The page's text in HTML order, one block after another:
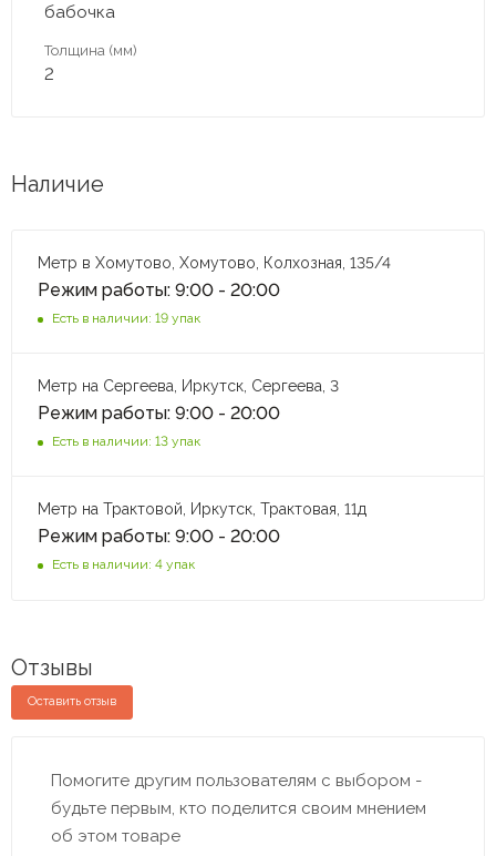
бабочка
Толщина (мм)
2
Наличие
Метр в Хомутово, Хомутово, Колхозная, 135/4
Режим работы: 9:00 - 20:00
Есть в наличии: 19 упак
Метр на Сергеева, Иркутск, Сергеева, 3
Режим работы: 9:00 - 20:00
Есть в наличии: 13 упак
Метр на Трактовой, Иркутск, Трактовая, 11д
Режим работы: 9:00 - 20:00
Есть в наличии: 4 упак
Отзывы
Оставить отзыв
Помогите другим пользователям с выбором -
будьте первым, кто поделится своим мнением
об этом товаре